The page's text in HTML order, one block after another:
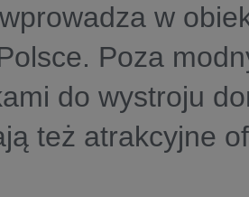
w
Poza
do wystroju
też atrakcyjne